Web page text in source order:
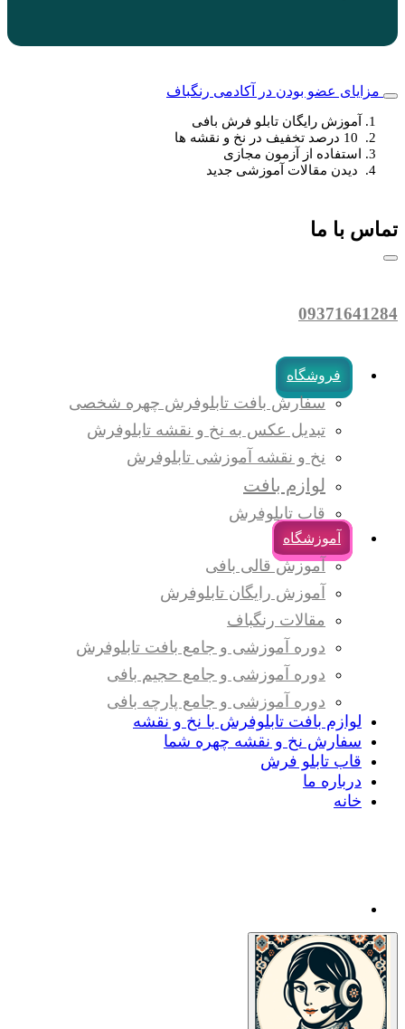
مزایای عضو بودن در آکادمی رنگباف
آموزش رایگان تابلو فرش بافی
10 درصد تخفیف در نخ و نقشه ها
استفاده از آزمون مجازی
دیدن مقالات آموزشی جدید
تماس با ما
09371641284
فروشگاه
سفارش بافت تابلوفرش چهره شخصی
تبدیل عکس به نخ و نقشه تابلوفرش
نخ و نقشه آموزشی تابلوفرش
لوازم بافت
قاب تابلوفرش
آموزشگاه
آموزش قالی بافی
آموزش رایگان تابلوفرش
مقالات رنگباف
دوره آموزشی و جامع بافت تابلوفرش
دوره آموزشی و جامع حجیم بافی
دوره آموزشی و جامع پارچه بافی
لوازم بافت تابلوفرش با نخ و نقشه
سفارش نخ و نقشه چهره شما
قاب تابلو فرش
درباره ما
خانه